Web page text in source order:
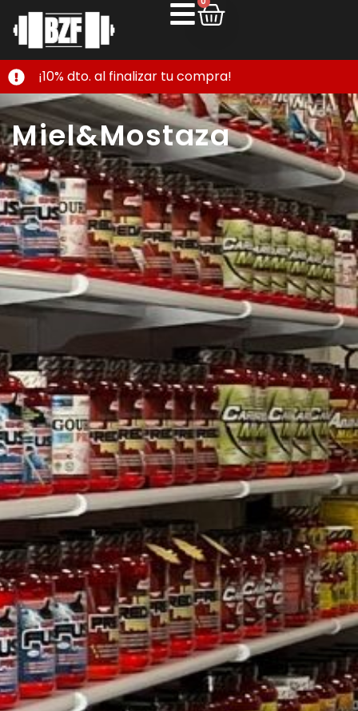
¡10% dto. al finalizar tu compra!
Miel&Mostaza